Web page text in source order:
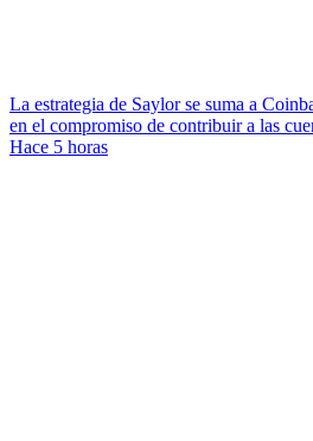
La estrategia de Saylor se suma a
en el compromiso de contribuir a las
Hace 5 horas